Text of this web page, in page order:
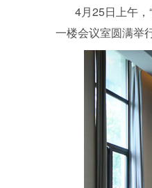
4月25日上午
一楼会议室圆满举